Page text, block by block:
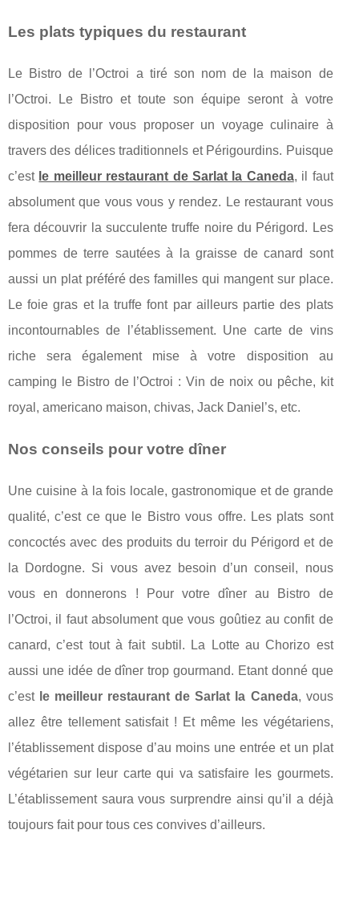
Les plats typiques du restaurant
Le Bistro de l’Octroi a tiré son nom de la maison de
l’Octroi. Le Bistro et toute son équipe seront à votre
disposition pour vous proposer un voyage culinaire à
travers des délices traditionnels et Périgourdins. Puisque
c’est le meilleur restaurant de Sarlat la Caneda, il faut
absolument que vous vous y rendez. Le restaurant vous
fera découvrir la succulente truffe noire du Périgord. Les
pommes de terre sautées à la graisse de canard sont
aussi un plat préféré des familles qui mangent sur place.
Le foie gras et la truffe font par ailleurs partie des plats
incontournables de l’établissement. Une carte de vins
riche sera également mise à votre disposition au
camping le Bistro de l’Octroi : Vin de noix ou pêche, kit
royal, americano maison, chivas, Jack Daniel’s, etc.
Nos conseils pour votre dîner
Une cuisine à la fois locale, gastronomique et de grande
qualité, c’est ce que le Bistro vous offre. Les plats sont
concoctés avec des produits du terroir du Périgord et de
la Dordogne. Si vous avez besoin d’un conseil, nous
vous en donnerons ! Pour votre dîner au Bistro de
l’Octroi, il faut absolument que vous goûtiez au confit de
canard, c’est tout à fait subtil. La Lotte au Chorizo est
aussi une idée de dîner trop gourmand. Etant donné que
c’est le meilleur restaurant de Sarlat la Caneda, vous
allez être tellement satisfait ! Et même les végétariens,
l’établissement dispose d’au moins une entrée et un plat
végétarien sur leur carte qui va satisfaire les gourmets.
L’établissement saura vous surprendre ainsi qu’il a déjà
toujours fait pour tous ces convives d’ailleurs.